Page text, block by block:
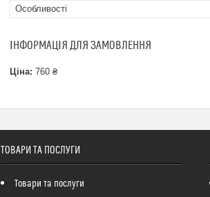
Особливості
ІНФОРМАЦІЯ ДЛЯ ЗАМОВЛЕННЯ
Ціна: 760 ₴
ТОВАРИ ТА ПОСЛУГИ
Товари та послуги